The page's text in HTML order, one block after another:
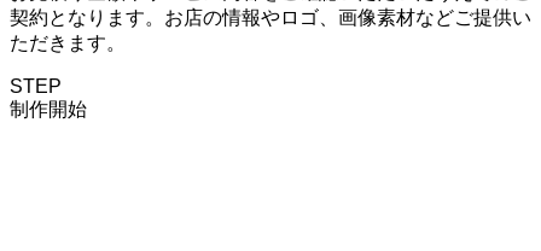
契約となります。お店の情報やロゴ、画像素材などご提供い
ただきます。
STEP
制作開始